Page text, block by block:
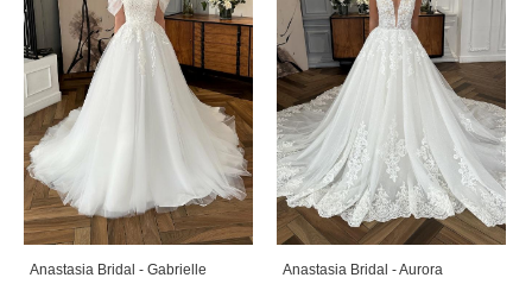
Anastasia Bridal - Gabrielle
Anastasia Bridal - Aurora